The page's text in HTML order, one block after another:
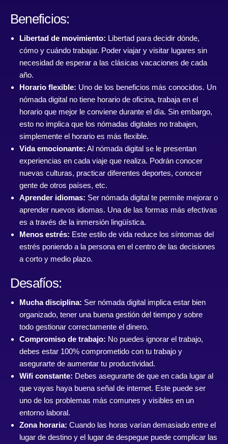
Beneficios:
Libertad de movimiento: Libertad para decidir dónde,
cómo y cuándo trabajar. Poder viajar y visitar lugares sin
necesidad de esperar a las clásicas vacaciones de cada
año.
Horario flexible: Uno de los beneficios más conocidos. Un
nómada digital no tiene horario de oficina, trabaja en el
horario que mejor le conviene durante el día. Sin embargo,
esto no implica que los nómadas digitales no trabajen,
simplemente el horario es más flexible.
Vida emocionante: Al nómada digital se le presentan
experiencias en cada viaje que realiza. Podrán conocer
nuevas culturas, practicar diferentes deportes, conocer
gente de otros países, etc.
Aprender idiomas: Ser nómada digital te permite mejorar o
aprender nuevos idiomas. Una de las formas más efectivas
es a través de la inmersión lingüística.
Menos estrés: Este estilo de vida reduce los síntomas del
estrés poniendo a la persona en el centro de las decisiones
a corto y medio plazo.
Desafíos:
Mucha disciplina: Ser nómada digital implica estar bien
organizado, tener una buena gestión del tiempo y sobre
todo gestionar correctamente el dinero.
Compromiso de trabajo: No puedes ignorar el trabajo,
debes estar 100% comprometido con tu trabajo y
asegurarte de aumentar tu productividad.
Wifi constante: Debes asegurarte de que en cada lugar al
que vayas haya buena señal de internet. Este puede ser
uno de los problemas más comunes y visibles en un
entorno laboral.
Zona horaria: Cuando las horas varían demasiado entre el
lugar de destino y el lugar de despegue puede complicar las